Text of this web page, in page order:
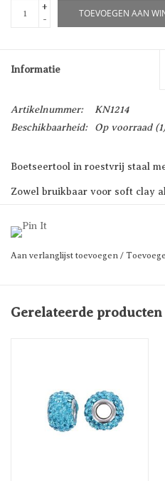
+
-
TOEVOEGEN AAN
Informatie
Artikelnummer:
KN1214
Beschikbaarheid:
Op voorraad
Boetseertool in roestvrij staal
Zowel bruikbaar voor soft clay
Aan verlanglijst toevoegen /
Gerelateerde producten